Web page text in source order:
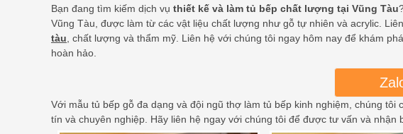
Bạn đang tìm kiếm dịch vụ thiết kế và làm tủ bếp chất lượng tại Vũng Tàu
Vũng Tàu, được làm từ các vật liệu chất lượng như gỗ tự nhiên và acrylic.
tàu , chất lượng và thẩm mỹ. Liên hệ với chúng tôi ngay hôm nay để khám
hoàn hảo.
Với mẫu tủ bếp gỗ đa dạng và đội ngũ thợ làm tủ bếp kinh nghiệm, chúng
tín và chuyên nghiệp. Hãy liên hệ ngay với chúng tôi để được tư vấn và nhận